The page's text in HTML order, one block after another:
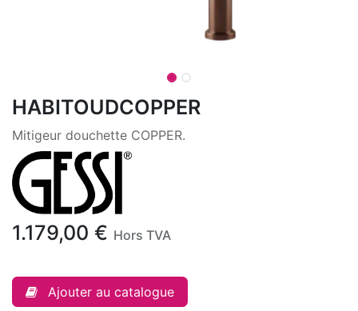
HABITOUDCOPPER
Mitigeur douchette COPPER.
1.179,00 € Hors TVA
Ajouter au catalogue